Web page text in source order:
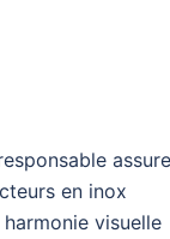
assure
en inox
visuelle